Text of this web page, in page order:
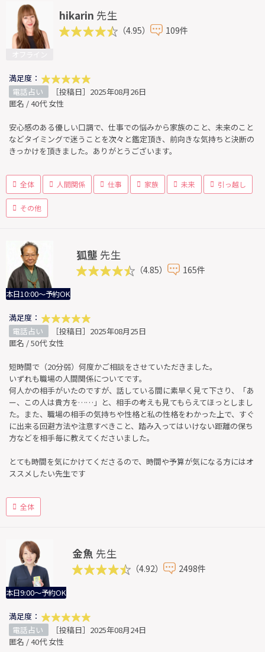
hikarin 先生
（4.95） 109件
満足度：
電話占い
［投稿日］2025年08月26日
匿名 / 40代 女性
安心感のある優しい口調で、仕事での悩みから家族のこと、未来のこと
などタイミングで迷うことを次々と鑑定頂き、前向きな気持ちと決断の
きっかけを頂きました。ありがとうございます。
全体 人間関係 仕事 家族 未来 引っ越し
その他
本日10:00～予約OK
狐壟 先生
（4.85） 165件
満足度：
電話占い
［投稿日］2025年08月25日
匿名 / 50代 女性
短時間で（20分弱）何度かご相談をさせていただきました。
いずれも職場の人間関係についてです。
何人かの相手がいたのですが、話している間に素早く見て下さり、「あ
ー、この人は貴方を……」と、相手の考えも見てもらえてほっとしまし
た。また、職場の相手の気持ちや性格と私の性格をわかった上で、すぐ
に出来る回避方法や注意すべきこと、踏み入ってはいけない距離の保ち
方などを相手毎に教えてくださいました。
とても時間を気にかけてくださるので、時間や予算が気になる方にはオ
ススメしたい先生です
全体
本日9:00～予約OK
金魚 先生
（4.92） 2498件
満足度：
電話占い
［投稿日］2025年08月24日
匿名 / 40代 女性